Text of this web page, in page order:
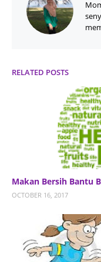
RELATED POSTS
Makan Bersih Bantu
OCTOBER 16, 2017